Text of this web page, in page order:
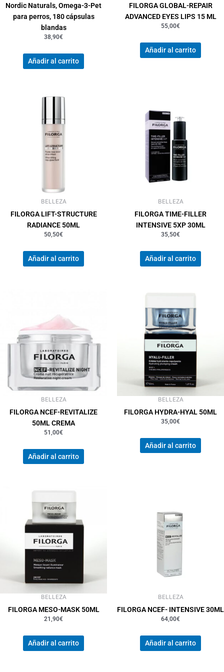
Nordic Naturals, Omega-3-Pet
para perros, 180 cápsulas
blandas
38,90€
Añadir al carrito
FILORGA GLOBAL-REPAIR
ADVANCED EYES LIPS 15 ML
55,00€
Añadir al carrito
BELLEZA
FILORGA LIFT-STRUCTURE
RADIANCE 50ML
50,50€
Añadir al carrito
BELLEZA
FILORGA TIME-FILLER
INTENSIVE 5XP 30ML
35,50€
Añadir al carrito
BELLEZA
FILORGA NCEF-REVITALIZE
50ML CREMA
51,00€
Añadir al carrito
BELLEZA
FILORGA HYDRA-HYAL 50ML
35,00€
Añadir al carrito
BELLEZA
FILORGA MESO-MASK 50ML
21,90€
Añadir al carrito
BELLEZA
FILORGA NCEF- INTENSIVE 30ML
64,00€
Añadir al carrito